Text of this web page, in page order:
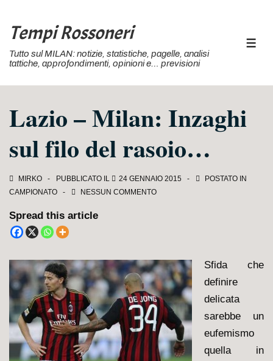
Vai
contenuto
Tempi Rossoneri
Tutto sul MILAN: notizie, statistiche, pagelle, analisi
tattiche, approfondimenti, opinioni e… previsioni
Lazio – Milan: Inzaghi
sul filo del rasoio…
MIRKO PUBBLICATO IL 24 GENNAIO 2015
POSTATO IN
CAMPIONATO
NESSUN COMMENTO
Spread this article
Sfida che
definire
delicata
sarebbe un
eufemismo
quella in